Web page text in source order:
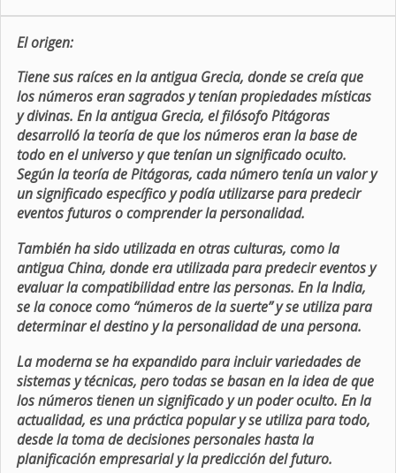
El origen:
Tiene sus raíces en la antigua Grecia, donde se creía que
los números eran sagrados y tenían propiedades místicas
y divinas. En la antigua Grecia, el filósofo Pitágoras
desarrolló la teoría de que los números eran la base de
todo en el universo y que tenían un significado oculto.
Según la teoría de Pitágoras, cada número tenía un valor y
un significado específico y podía utilizarse para predecir
eventos futuros o comprender la personalidad.
También ha sido utilizada en otras culturas, como la
antigua China, donde era utilizada para predecir eventos y
evaluar la compatibilidad entre las personas. En la India,
se la conoce como “números de la suerte” y se utiliza para
determinar el destino y la personalidad de una persona.
La moderna se ha expandido para incluir variedades de
sistemas y técnicas, pero todas se basan en la idea de que
los números tienen un significado y un poder oculto. En la
actualidad, es una práctica popular y se utiliza para todo,
desde la toma de decisiones personales hasta la
planificación empresarial y la predicción del futuro.